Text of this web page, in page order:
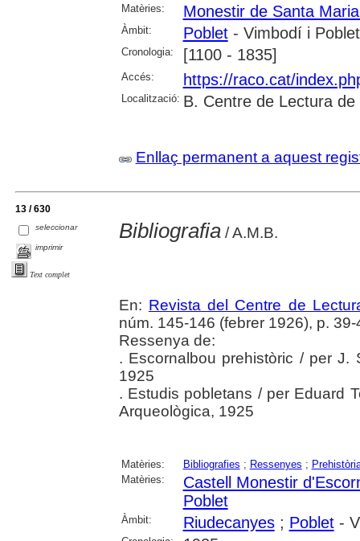
Matèries: Monestir de Santa
Àmbit: Poblet- Vimbodí i Poblet
Cronologia: [1100 - 1835]
Accés: https://raco.cat/
Localització: B. Centre de Lectura de
Enllaç permanent a aquest
13 / 630
seleccionar
imprimir
Text complet
Bibliografia/ A.M.B.
En: Revista del Centre de
núm. 145-146 (febrer 1926), p. 39-
Ressenya de:
. Escornalbou prehistòric / per J.
1925
. Estudis pobletans / per Eduard
Arqueològica, 1925
Matèries: Bibliografies ; Ressenyes ;
Matèries:
Castell Monestir
Poblet
Àmbit: Riudecanyes; Poblet-